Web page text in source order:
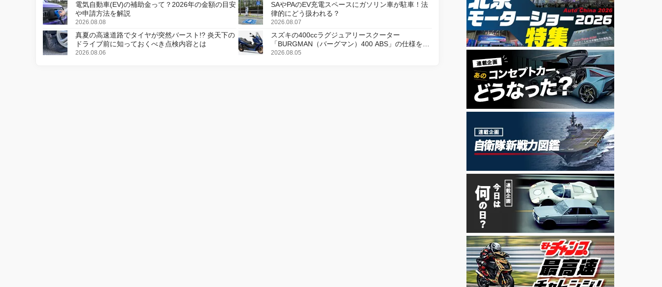
電気自動車(EV)の補助金って？2026年の金額の目安
や申請方法を解説
2026.08.08
SAやPAのEV充電スペースにガソリン車が駐車！法
律的にどう扱われる？
2026.08.07
真夏の高速道路でタイヤが突然バースト!? 炎天下の
ドライブ前に知っておくべき点検内容とは
2026.08.06
スズキの400ccラグジュアリースクーター
「BURGMAN（バーグマン）400 ABS」の仕様を変
更し、8月18日に発売
2026.08.05